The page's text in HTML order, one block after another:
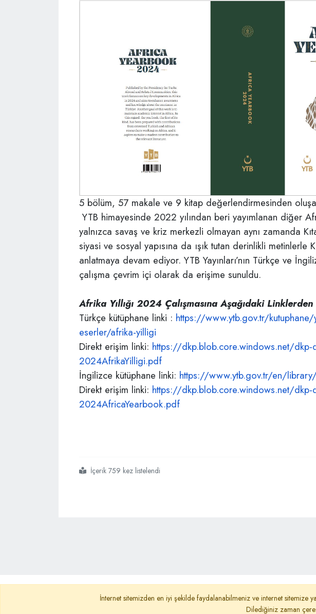
5 bölüm, 57 makale ve 9 kitap değerlendirmesinden
YTB himayesinde 2022 yılından beri yayımlanan diğer
yalnızca savaş ve kriz merkezli olmayan aynı zamanda
siyasi ve sosyal yapısına da ışık tutan derinlikli metinlerle
anlatmaya devam ediyor. YTB Yayınları’nın Türkçe ve
çalışma çevrim içi olarak da erişime sunuldu.
Afrika Yıllığı 2024 Çalışmasına Aşağıdaki
Türkçe kütüphane linki : https://www.ytb.gov.tr/
eserler/afrika-yilligi
Direkt erişim linki: https://dkp.blob.core.windows.net/
2024AfrikaYilligi.pdf
İngilizce kütüphane linki: https://www.ytb.gov.tr/en/
Direkt erişim linki: https://dkp.blob.core.windows.net/
2024AfricaYearbook.pdf
#ytb
#afrika
#yıllıkİçerik 759 kez listelendi
Ana Sayfa Gizlilik Politikası KVKK Aydınlatma Metni
İnternet sitemizden en iyi şekilde faydalanabilmeniz ve internet sitemize
Dilediğiniz zaman